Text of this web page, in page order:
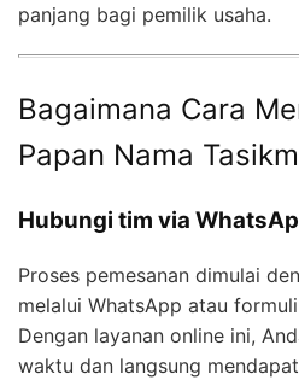
panjang bagi pemilik usaha.
Bagaimana Cara
Papan Nama
Hubungi tim via
Proses pemesanan dimulai
melalui WhatsApp atau
Dengan layanan online ini,
waktu dan langsung